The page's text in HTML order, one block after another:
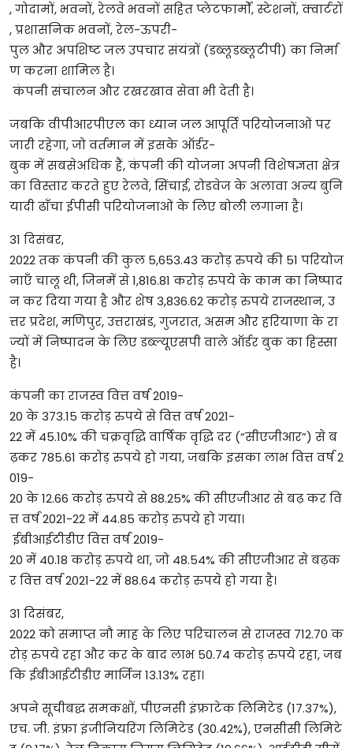
, गोदामों, भवनों, रेलवे भवनों सहित प्लेटफार्मों, स्टेशनों, क्वार्टरों
, प्रशासनिक भवनों, रेल-ऊपरी-
पुल और अपशिष्ट जल उपचार संयंत्रों (डब्लूडब्लूटीपी) का निर्मा
ण करना शामिल है।
कंपनी संचालन और रखरखाव सेवा भी देती है।
जबकि वीपीआरपीएल का ध्यान जल आपूर्ति परियोजनाओं पर
जारी रहेगा, जो वर्तमान में इसके ऑर्डर-
बुक में सबसेअधिक हैं, कंपनी की योजना अपनी विशेषज्ञता क्षेत्र
का विस्तार करते हुए रेलवे, सिंचाई, रोडवेज के अलावा अन्य बुनि
यादी ढाँचा ईपीसी परियोजनाओं के लिए बोली लगाना है।
31 दिसंबर,
2022 तक कंपनी की कुल 5,653.43 करोड़ रुपये की 51 परियोज
नाएँ चालू थी, जिनमें से 1,816.81 करोड़ रुपये के काम का निष्पाद
न कर दिया गया है और शेष 3,836.62 करोड़ रुपये राजस्थान, उ
त्तर प्रदेश, मणिपुर, उत्तराखंड, गुजरात, असम और हरियाणा के रा
ज्यों में निष्पादन के लिए डब्ल्यूएसपी वाले ऑर्डर बुक का हिस्सा
है।
कंपनी का राजस्व वित्त वर्ष 2019-
20 के 373.15 करोड़ रुपये से वित्त वर्ष 2021-
22 में 45.10% की चक्रवृद्धि वार्षिक वृद्धि दर (“सीएजीआर”) से ब
ढ़कर 785.61 करोड़ रुपये हो गया, जबकि इसका लाभ वित्त वर्ष 2
019-
20 के 12.66 करोड़ रुपये से 88.25% की सीएजीआर से बढ़ कर वि
त्त वर्ष 2021-22 में 44.85 करोड़ रुपये हो गया।
ईबीआईटीडीए वित्त वर्ष 2019-
20 में 40.18 करोड़ रुपये था, जो 48.54% की सीएजीआर से बढ़क
र वित्त वर्ष 2021-22 में 88.64 करोड़ रुपये हो गया है।
31 दिसंबर,
2022 को समाप्त नौ माह के लिए परिचालन से राजस्व 712.70 क
रोड़ रुपये रहा और कर के बाद लाभ 50.74 करोड़ रुपये रहा, जब
कि ईबीआईटीडीए मार्जिन 13.13% रहा।
अपने सूचीबद्ध समकक्षों, पीएनसी इंफ्राटेक लिमिटेड (17.37%),
एच. जी. इंफ्रा इंजीनियरिंग लिमिटेड (30.42%), एनसीसी लिमिटे